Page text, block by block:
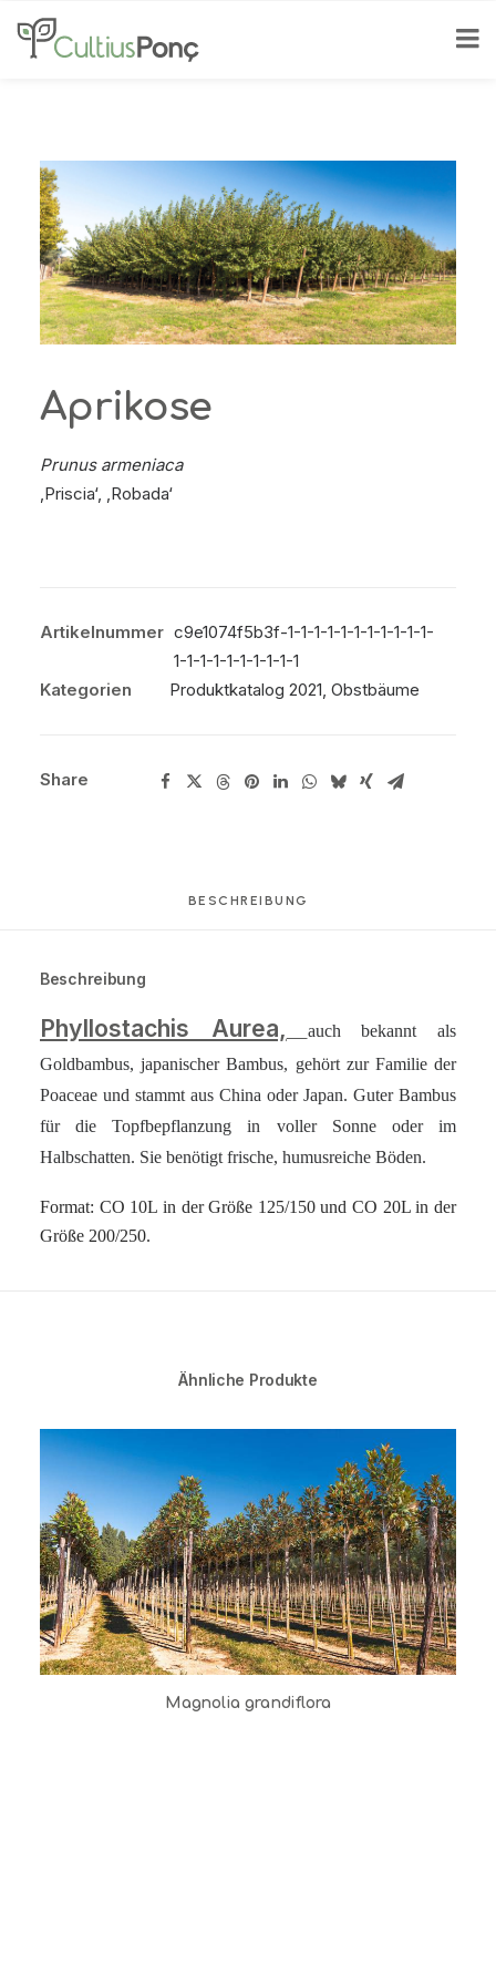
Aprikose
Prunus armeniaca
‚Priscia‘, ‚Robada‘
Artikelnummer c9e1074f5b3f-1-1-1-1-1-1-1-1-1-1-1-
1-1-1-1-1-1-1-1-1-1
Kategorien
Produktkatalog 2021, Obstbäume
Share
BESCHREIBUNG
Beschreibung
Phyllostachis Aurea,
auch bekannt als
Goldbambus, japanischer Bambus, gehört zur Familie der
Poaceae und stammt aus China oder Japan. Guter Bambus
für die Topfbepflanzung in voller Sonne oder im
Halbschatten. Sie benötigt frische, humusreiche Böden.
Format: CO 10L in der Größe 125/150 und CO 20L in der
Größe 200/250.
Ähnliche Produkte
Magnolia grandiflora